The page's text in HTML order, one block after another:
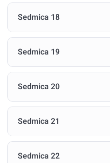
Sedmica 18
Sedmica 19
Sedmica 20
Sedmica 21
Sedmica 22